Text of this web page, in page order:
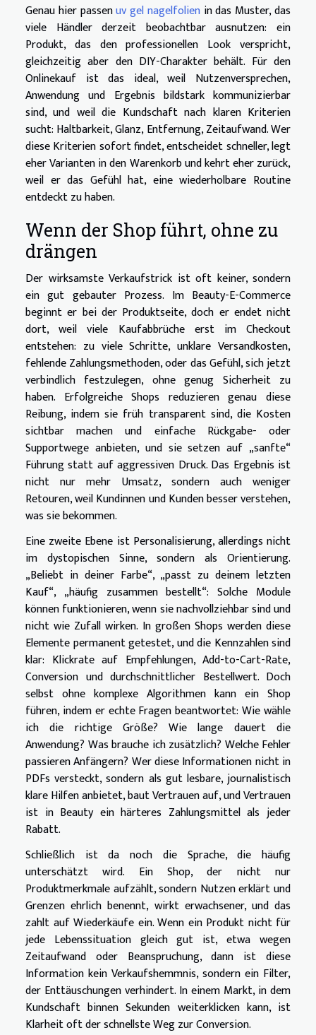
Genau hier passenuv gel nagelfolienin das Muster, das
viele Händler derzeit beobachtbar ausnutzen: ein
Produkt, das den professionellen Look verspricht,
gleichzeitig aber den DIY-Charakter behält. Für den
Onlinekauf ist das ideal, weil Nutzenversprechen,
Anwendung und Ergebnis bildstark kommunizierbar
sind, und weil die Kundschaft nach klaren Kriterien
sucht: Haltbarkeit, Glanz, Entfernung, Zeitaufwand. Wer
diese Kriterien sofort findet, entscheidet schneller, legt
eher Varianten in den Warenkorb und kehrt eher zurück,
weil er das Gefühl hat, eine wiederholbare Routine
entdeckt zu haben.
Wenn der Shop führt, ohne zu
drängen
Der wirksamste Verkaufstrick ist oft keiner, sondern
ein gut gebauter Prozess. Im Beauty-E-Commerce
beginnt er bei der Produktseite, doch er endet nicht
dort, weil viele Kaufabbrüche erst im Checkout
entstehen: zu viele Schritte, unklare Versandkosten,
fehlende Zahlungsmethoden, oder das Gefühl, sich jetzt
verbindlich festzulegen, ohne genug Sicherheit zu
haben. Erfolgreiche Shops reduzieren genau diese
Reibung, indem sie früh transparent sind, die Kosten
sichtbar machen und einfache Rückgabe- oder
Supportwege anbieten, und sie setzen auf „sanfte“
Führung statt auf aggressiven Druck. Das Ergebnis ist
nicht nur mehr Umsatz, sondern auch weniger
Retouren, weil Kundinnen und Kunden besser verstehen,
was sie bekommen.
Eine zweite Ebene ist Personalisierung, allerdings nicht
im dystopischen Sinne, sondern als Orientierung.
„Beliebt in deiner Farbe“, „passt zu deinem letzten
Kauf“, „häufig zusammen bestellt“: Solche Module
können funktionieren, wenn sie nachvollziehbar sind und
nicht wie Zufall wirken. In großen Shops werden diese
Elemente permanent getestet, und die Kennzahlen sind
klar: Klickrate auf Empfehlungen, Add-to-Cart-Rate,
Conversion und durchschnittlicher Bestellwert. Doch
selbst ohne komplexe Algorithmen kann ein Shop
führen, indem er echte Fragen beantwortet: Wie wähle
ich die richtige Größe? Wie lange dauert die
Anwendung? Was brauche ich zusätzlich? Welche Fehler
passieren Anfängern? Wer diese Informationen nicht in
PDFs versteckt, sondern als gut lesbare, journalistisch
klare Hilfen anbietet, baut Vertrauen auf, und Vertrauen
ist in Beauty ein härteres Zahlungsmittel als jeder
Rabatt.
Schließlich ist da noch die Sprache, die häufig
unterschätzt wird. Ein Shop, der nicht nur
Produktmerkmale aufzählt, sondern Nutzen erklärt und
Grenzen ehrlich benennt, wirkt erwachsener, und das
zahlt auf Wiederkäufe ein. Wenn ein Produkt nicht für
jede Lebenssituation gleich gut ist, etwa wegen
Zeitaufwand oder Beanspruchung, dann ist diese
Information kein Verkaufshemmnis, sondern ein Filter,
der Enttäuschungen verhindert. In einem Markt, in dem
Kundschaft binnen Sekunden weiterklicken kann, ist
Klarheit oft der schnellste Weg zur Conversion.